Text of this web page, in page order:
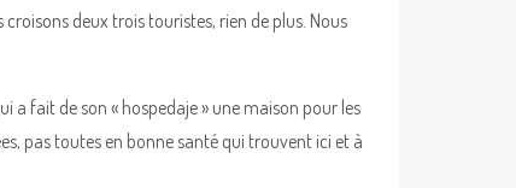
deux trois touristes, rien de plus. Nous
fait de son « hospedaje » une maison pour les
pas toutes en bonne santé qui trouvent ici et à